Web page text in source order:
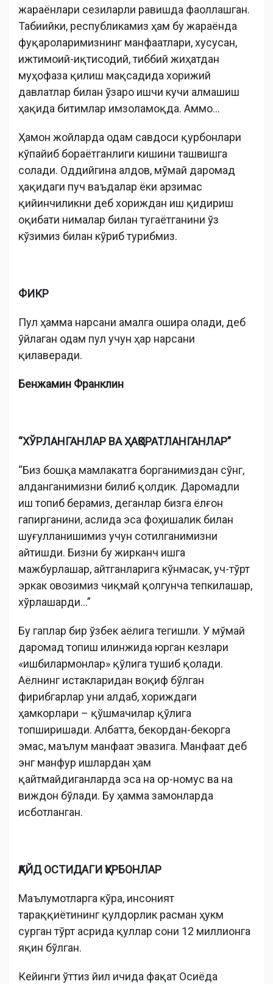
жараёнлари сезиларли равишда фаоллашган.
Табиийки, республикамиз ҳам бу жараёнда
фуқароларимизнинг манфаатлари, хусусан,
ижтимоий-иқтисодий, тиббий жиҳатдан
муҳофаза қилиш мақсадида хорижий
давлатлар билан ўзаро ишчи кучи алмашиш
ҳақида битимлар имзоламоқда. Аммо...
Ҳамон жойларда одам савдоси қурбонлари
кўпайиб бораётганлиги кишини ташвишга
солади. Оддийгина алдов, мўмай даромад
ҳақидаги пуч ваъдалар ёки арзимас
қийинчиликни деб хориждан иш қидириш
оқибати нималар билан тугаётганини ўз
кўзимиз билан кўриб турибмиз.
ФИКР
Пул ҳамма нарсани амалга ошира олади, деб
ўйлаган одам пул учун ҳар нарсани
қилаверади.
Бенжамин Франклин
“ХЎРЛАНГАНЛАР ВА ҲАҚОРАТЛАНГАНЛАР”
“Биз бошқа мамлакатга борганимиздан сўнг,
алданганимизни билиб қолдик. Даромадли
иш топиб берамиз, деганлар бизга ёлғон
гапирганини, аслида эса фоҳишалик билан
шуғулланишимиз учун сотилганимизни
айтишди. Бизни бу жирканч ишга
мажбурлашар, айтганларига кўнмасак, уч-тўрт
эркак овозимиз чиқмай қолгунча тепкилашар,
хўрлашарди...”
Бу гаплар бир ўзбек аёлига тегишли. У мўмай
даромад топиш илинжида юрган кезлари
«ишбилармонлар» қўлига тушиб қолади.
Аёлнинг истакларидан воқиф бўлган
фирибгарлар уни алдаб, хориждаги
ҳамкорлари – қўшмачилар қўлига
топширишади. Албатта, бекордан-бекорга
эмас, маълум манфаат эвазига. Манфаат деб
энг манфур ишлардан ҳам
қайтмайдиганларда эса на ор-номус ва на
виждон бўлади. Бу ҳамма замонларда
исботланган.
ҚАЙД ОСТИДАГИ ҚУРБОНЛАР
Маълумотларга кўра, инсоният
тараққиётининг қулдорлик расман ҳукм
сурган тўрт асрида қуллар сони 12 миллионга
яқин бўлган.
Кейинги ўттиз йил ичида фақат Осиёда